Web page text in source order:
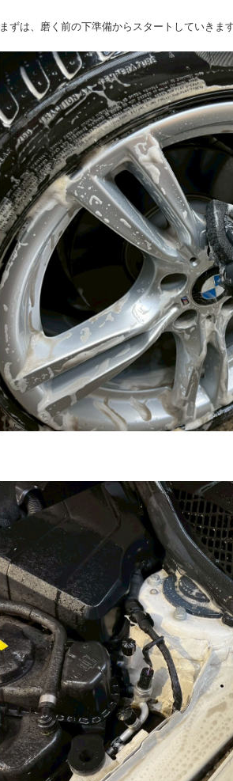
まずは、磨く前の下準備からスタートしていきます